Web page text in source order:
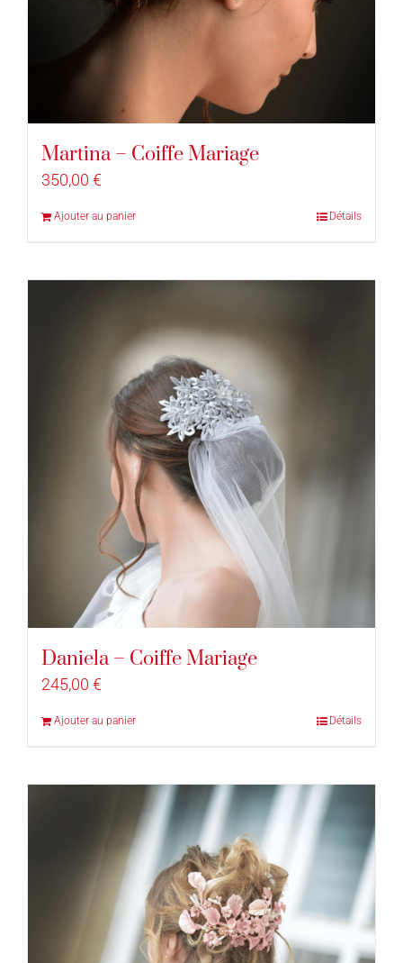
Martina – Coiffe Mariage
350,00 €
Ajouter au panier Détails
Daniela – Coiffe Mariage
245,00 €
Ajouter au panier Détails